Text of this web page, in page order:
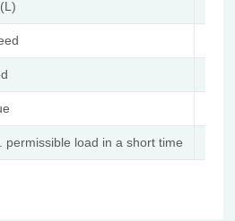
permissible load in a short time